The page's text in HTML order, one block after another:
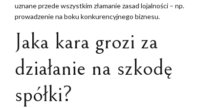
uznane przede wszystkim złamanie zasad lojalności – np.
prowadzenie na boku konkurencyjnego biznesu.
Jaka kara grozi za
działanie na szkodę
spółki?